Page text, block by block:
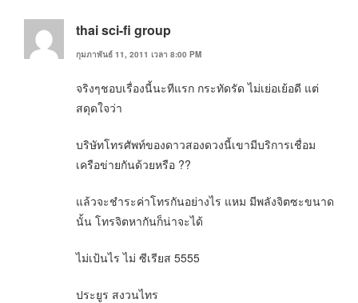
thai sci-fi group
กุมภาพันธ์ 11, 2011 เวลา 8:00 PM
จริงๆชอบเรื่องนี้นะทีแรก กระทัดรัด ไม่เย่อเย้อดี แต่
สดุดใจว่า
บริษัทโทรศัพท์ของดาวสองดวงนี้เขามีบริการเชื่อม
เครือข่ายกันด้วยหรือ ??
แล้วจะชำระค่าโทรกันอย่างไร แหม มีพลังจิตซะขนาด
นั้น โทรจิตหากันก็น่าจะได้
ไม่เป้นไร ไม่ ซีเรียส 5555
ประยูร สงวนไทร